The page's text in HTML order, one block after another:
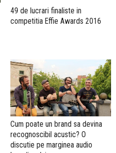
49 de lucrari finaliste in
competitia Effie Awards 2016
Cum poate un brand sa devina
recognoscibil acustic? O
discutie pe marginea audio